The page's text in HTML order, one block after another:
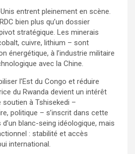
entrent pleinement en scène.
bien plus qu’un dossier
stratégique. Les minerais
cuivre, lithium – sont
énergétique, à l’industrie militaire
avec la Chine.
l’Est du Congo et réduire
du Rwanda devient un intérêt
soutien à Tshisekedi –
politique – s’inscrit dans cette
d’un blanc-seing idéologique, mais
: stabilité et accès
international.